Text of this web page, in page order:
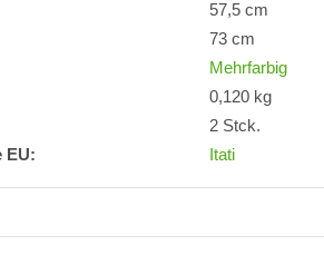
57,5 cm
73 cm
Mehrfarbig
0,120 kg
2 Stck.
EU:
Itati